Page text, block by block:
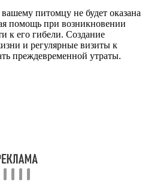
питомцу не будет оказана
помощь при возникновении
к его гибели. Создание
и регулярные визиты к
преждевременной утраты.